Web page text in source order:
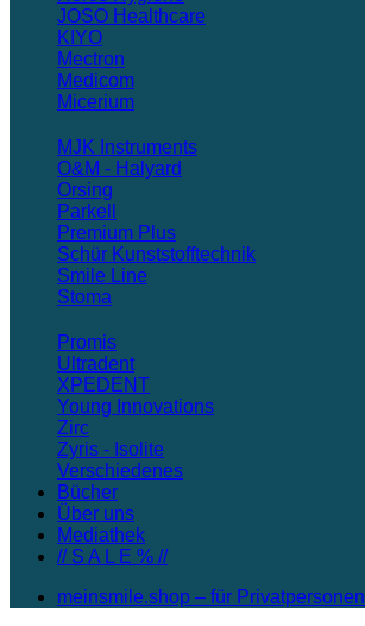
JOSO Healthcare
KIYO
Mectron
Medicom
Micerium
MJK Instruments
O&M - Halyard
Orsing
Parkell
Premium Plus
Schür Kunststofftechnik
Smile Line
Stoma
Promis
Ultradent
XPEDENT
Young Innovations
Zirc
Zyris - Isolite
Verschiedenes
Bücher
Über uns
Mediathek
// S A L E % //
meinsmile.shop – für Privatpersonen